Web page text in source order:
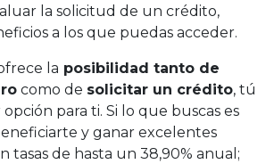
la solicitud de un crédito,
a los que puedas acceder.
la posibilidad tanto de
como de solicitar un crédito, tú
para ti. Si lo que buscas es
y ganar excelentes
tasas de hasta un 38,90% anual;